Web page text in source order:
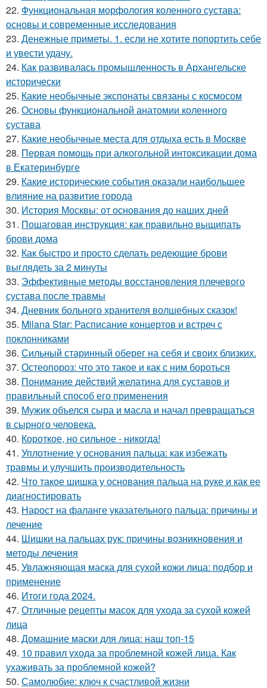
22. Функциональная морфология коленного сустава:
основы и современные исследования
23. Денежные приметы. 1. если не хотите попортить себе
и увести удачу.
24. Как развивалась промышленность в Архангельске
исторически
25. Какие необычные экспонаты связаны с космосом
26. Основы функциональной анатомии коленного
сустава
27. Какие необычные места для отдыха есть в Москве
28. Первая помощь при алкогольной интоксикации дома
в Екатеринбурге
29. Какие исторические события оказали наибольшее
влияние на развитие города
30. История Москвы: от основания до наших дней
31. Пошаговая инструкция: как правильно выщипать
брови дома
32. Как быстро и просто сделать редеющие брови
выглядеть за 2 минуты
33. Эффективные методы восстановления плечевого
сустава после травмы
34. Дневник больного хранителя волшебных сказок!
35. Milana Star: Расписание концертов и встреч с
поклонниками
36. Сильный старинный оберег на себя и своих близких.
37. Остеопороз: что это такое и как с ним бороться
38. Понимание действий желатина для суставов и
правильный способ его применения
39. Мужик объелся сыра и масла и начал превращаться
в сырного человека.
40. Короткое, но сильное - никогда!
41. Уплотнение у основания пальца: как избежать
травмы и улучшить производительность
42. Что такое шишка у основания пальца на руке и как ее
диагностировать
43. Нарост на фаланге указательного пальца: причины и
лечение
44. Шишки на пальцах рук: причины возникновения и
методы лечения
45. Увлажняющая маска для сухой кожи лица: подбор и
применение
46. Итоги года 2024.
47. Отличные рецепты масок для ухода за сухой кожей
лица
48. Домашние маски для лица: наш топ-15
49. 10 правил ухода за проблемной кожей лица. Как
ухаживать за проблемной кожей?
50. Самолюбие: ключ к счастливой жизни